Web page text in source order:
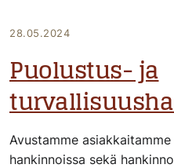
28.05.2024
Puolustus- ja
Avustamme
hankinnoissa sekä